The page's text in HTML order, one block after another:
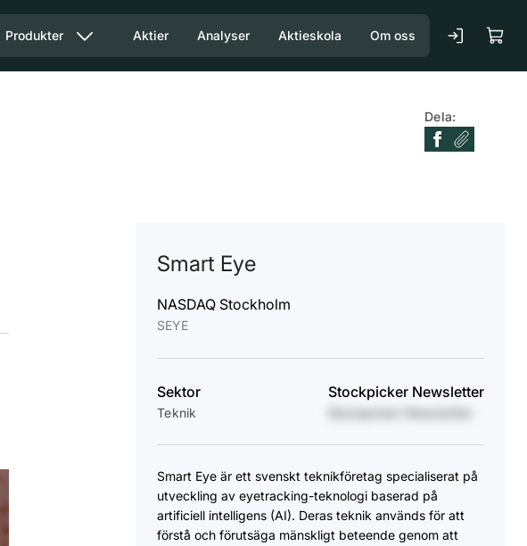
Produkter Aktier Analyser Aktieskola Om oss
Dela:
Smart Eye
NASDAQ Stockholm
SEYE
Sektor
Teknik
Stockpicker Newsletter
Smart Eye är ett svenskt teknikföretag specialiserat på
utveckling av eyetracking-teknologi baserad på
artificiell intelligens (AI). Deras teknik används för att
förstå och förutsäga mänskligt beteende genom att